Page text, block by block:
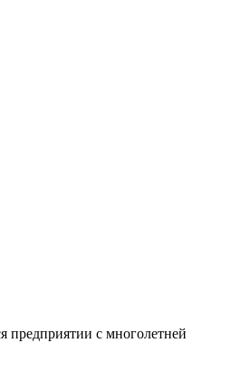
предприятии с многолетней